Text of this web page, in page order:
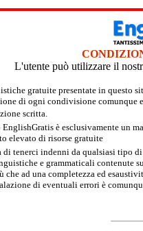
L'utente può utilizzare il
gratuite presentate in questo
di ogni condivisione
scritta.
è esclusivamente un
elevato di risorse gratuite
di tenerci indenni da qualsiasi tipo
e grammaticali contenute
che ad una completezza ed
di eventuali errori è